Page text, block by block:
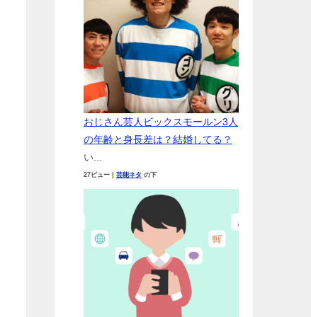
おじさん芸人ビックスモールン3人
の年齢と身長差は？結婚してる？
い...
27ビュー 芸能ネタ の下